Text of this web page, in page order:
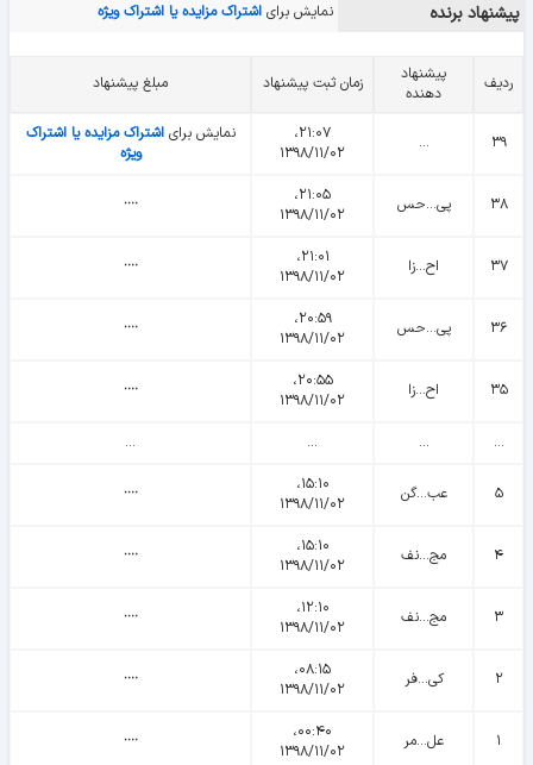
پیشنهاد برنده نمایش برای اشتراک مزایده یا اشتراک ویژه
ردیف
پیشنهاد
دهنده
زمان ثبت پیشنهاد مبلغ پیشنهاد
۳۹ ...
۲۱:۰۷،
۱۳۹۸/۱۱/۰۲
نمایش برایاشتراک مزایده یا اشتراک
ویژه
۳۸ پی...حس
۲۱:۰۵،
۱۳۹۸/۱۱/۰۲
᠁
۳۷ اح...زا
۲۱:۰۱،
۱۳۹۸/۱۱/۰۲
᠁
۳۶ پی...حس
۲۰:۵۹،
۱۳۹۸/۱۱/۰۲
᠁
۳۵ اح...زا
۲۰:۵۵،
۱۳۹۸/۱۱/۰۲
᠁
...
...
...
...
۵ عب...گن
۱۵:۱۰،
۱۳۹۸/۱۱/۰۲
᠁
۴ مج...نف
۱۵:۱۰،
۱۳۹۸/۱۱/۰۲
᠁
۳ مج...نف
۱۲:۱۰،
۱۳۹۸/۱۱/۰۲
᠁
۲ کی...فر
۰۸:۱۵،
۱۳۹۸/۱۱/۰۲
᠁
۱ عل...مر
۰۰:۴۰،
۱۳۹۸/۱۱/۰۲
᠁